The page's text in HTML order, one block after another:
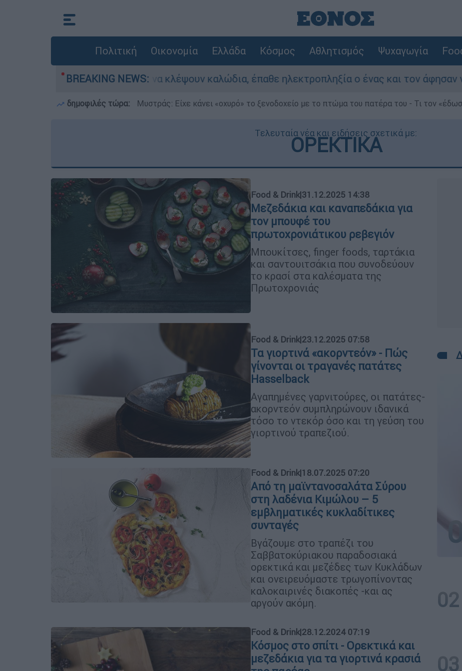
Πολιτική Οικονομία Ελλάδα Κόσμος Αθλητισμός Ψυχαγωγία
BREAKING NEWS:
Πήγαν να κλέψουν καλώδια, έπαθε ηλεκτροπληξία ο ένας και τον άφησαν νεκρό στο σημείο
δημοφιλές τώρα: Μυστράς: Είχε κάνει «οχυρό» το ξενοδοχείο με το πτώμα του πατέρα του - Τι τον
Τελευταία νέα και ειδήσεις σχετικά με:
ΟΡΕΚΤΙΚΑ
Food & Drink|31.12.2025 14:38
Μεζεδάκια και καναπεδάκια για
τον μπουφέ του
πρωτοχρονιάτικου ρεβεγιόν
Μπουκίτσες, finger foods, ταρτάκια
και σαντουιτσάκια που συνοδεύουν
το κρασί στα καλέσματα της
Πρωτοχρονιάς
Food & Drink|23.12.2025 07:58
Τα γιορτινά «ακορντεόν» - Πώς
γίνονται οι τραγανές πατάτες
Hasselback
Αγαπημένες γαρνιτούρες, οι πατάτες-
ακορντεόν συμπληρώνουν ιδανικά
τόσο το ντεκόρ όσο και τη γεύση του
γιορτινού τραπεζιού.
Food & Drink|18.07.2025 07:20
Από τη μαϊντανοσαλάτα Σύρου
στη λαδένια Κιμώλου – 5
εμβληματικές κυκλαδίτικες
συνταγές
Βγάζουμε στο τραπέζι του
Σαββατοκύριακου παραδοσιακά
ορεκτικά και μεζέδες των Κυκλάδων
και ονειρευόμαστε τρωγοπίνοντας
καλοκαιρινές διακοπές -και ας
αργούν ακόμη.
Food & Drink|28.12.2024 07:19
Κόσμος στο σπίτι - Ορεκτικά και
μεζεδάκια για τα γιορτινά κρασιά
02
03